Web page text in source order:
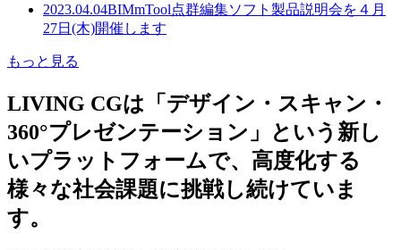
2023.04.04BIMmTool点群編集ソフト製品説明会を４月
27日(木)開催します
もっと見る
LIVING CGは「デザイン・スキャン・
360°プレゼンテーション」という新し
いプラットフォームで、高度化する
様々な社会課題に挑戦し続けていま
す。